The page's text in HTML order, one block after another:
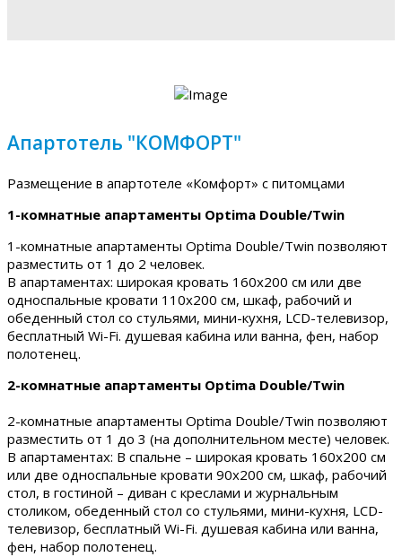
Апартотель "КОМФОРТ"
Размещение в апартотеле «Комфорт» с питомцами
1-комнатные апартаменты Optima Double/Twin
1-комнатные апартаменты Optima Double/Twin позволяют
разместить от 1 до 2 человек.
В апартаментах: широкая кровать 160х200 см или две
односпальные кровати 110х200 см, шкаф, рабочий и
обеденный стол со стульями, мини-кухня, LCD-телевизор,
бесплатный Wi-Fi. душевая кабина или ванна, фен, набор
полотенец.
2-комнатные апартаменты Optima Double/Twin
2-комнатные апартаменты Optima Double/Twin позволяют
разместить от 1 до 3 (на дополнительном месте) человек.
В апартаментах: В спальне – широкая кровать 160х200 см
или две односпальные кровати 90х200 см, шкаф, рабочий
стол, в гостиной – диван с креслами и журнальным
столиком, обеденный стол со стульями, мини-кухня, LCD-
телевизор, бесплатный Wi-Fi. душевая кабина или ванна,
фен, набор полотенец.